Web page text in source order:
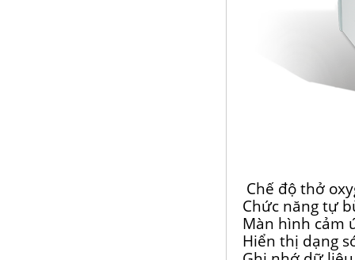
Chế độ thở
Chức năng tự
Màn hình cảm
Hiển thị dạng